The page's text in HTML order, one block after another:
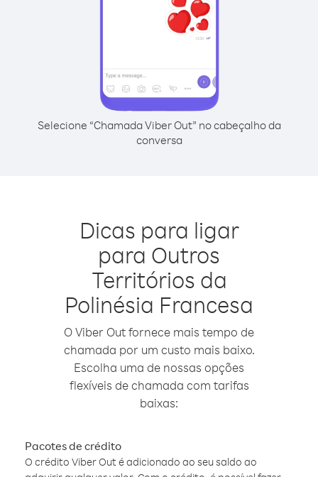
Selecione “Chamada Viber Out” no cabeçalho da
conversa
Dicas para ligar
para Outros
Territórios da
Polinésia Francesa
O Viber Out fornece mais tempo de
chamada por um custo mais baixo.
Escolha uma de nossas opções
flexíveis de chamada com tarifas
baixas:
Pacotes de crédito
O crédito Viber Out é adicionado ao seu saldo ao